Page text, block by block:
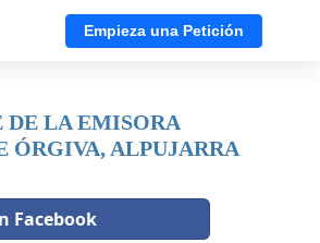
Empieza una Petición
DE LA EMISORA
ÓRGIVA, ALPUJARRA
Facebook